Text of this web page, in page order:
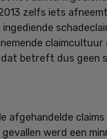
zelfs iets
claimcultuur
betreft dus geen
afgehandelde
werd een